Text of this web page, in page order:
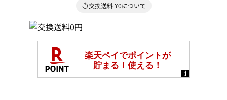
交換送料 ¥0について